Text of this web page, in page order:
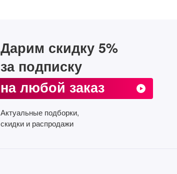
Дарим скидку 5%
за подписку
на любой заказ
Актуальные подборки,
скидки и распродажи